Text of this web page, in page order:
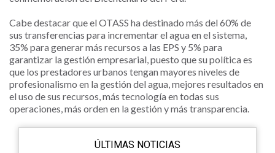
Cabe destacar que el OTASS ha destinado más del 60% de
sus transferencias para incrementar el agua en el sistema,
35% para generar más recursos a las EPS y 5% para
garantizar la gestión empresarial, puesto que su política es
que los prestadores urbanos tengan mayores niveles de
profesionalismo en la gestión del agua, mejores resultados en
el uso de sus recursos, más tecnología en todas sus
operaciones, más orden en la gestión y más transparencia.
ÚLTIMAS NOTICIAS